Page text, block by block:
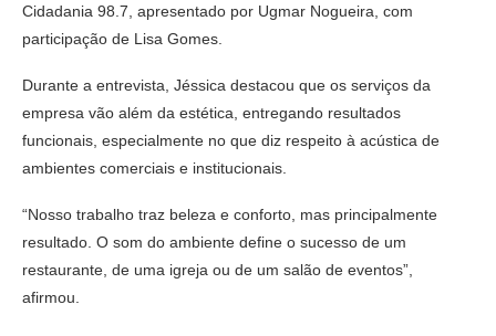
Cidadania 98.7, apresentado por Ugmar Nogueira, com
participação de Lisa Gomes.
Durante a entrevista, Jéssica destacou que os serviços da
empresa vão além da estética, entregando resultados
funcionais, especialmente no que diz respeito à acústica de
ambientes comerciais e institucionais.
“Nosso trabalho traz beleza e conforto, mas principalmente
resultado. O som do ambiente define o sucesso de um
restaurante, de uma igreja ou de um salão de eventos”,
afirmou.